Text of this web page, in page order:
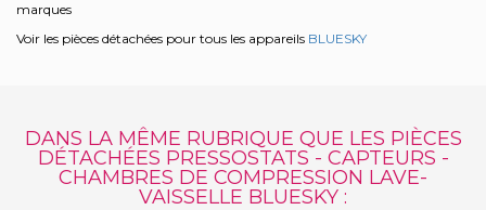
marques
Voir les pièces détachées pour tous les appareils BLUESKY
DANS LA MÊME RUBRIQUE QUE LES PIÈCES
DÉTACHÉES PRESSOSTATS - CAPTEURS -
CHAMBRES DE COMPRESSION LAVE-
VAISSELLE BLUESKY :